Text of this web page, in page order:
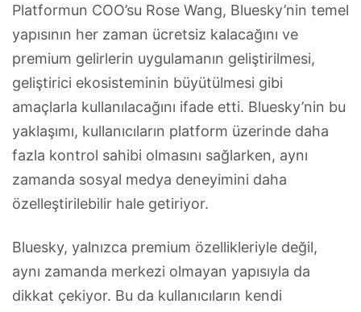
Platformun COO’su Rose Wang, Bluesky’nin temel
yapısının her zaman ücretsiz kalacağını ve
premium gelirlerin uygulamanın geliştirilmesi,
geliştirici ekosisteminin büyütülmesi gibi
amaçlarla kullanılacağını ifade etti. Bluesky’nin bu
yaklaşımı, kullanıcıların platform üzerinde daha
fazla kontrol sahibi olmasını sağlarken, aynı
zamanda sosyal medya deneyimini daha
özelleştirilebilir hale getiriyor.
Bluesky, yalnızca premium özellikleriyle değil,
aynı zamanda merkezi olmayan yapısıyla da
dikkat çekiyor. Bu da kullanıcıların kendi